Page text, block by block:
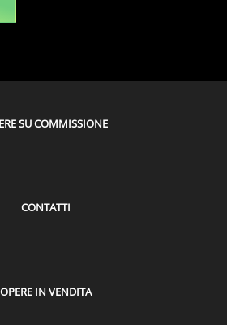
SU COMMISSIONE
CONTATTI
OPERE IN VENDITA